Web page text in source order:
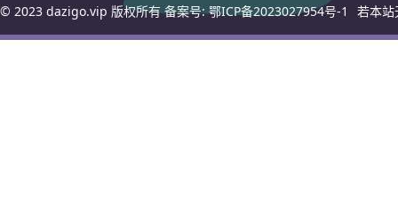
© 2023 dazigo.vip 版权所有 备案号:鄂ICP备2023027954号-1 若本